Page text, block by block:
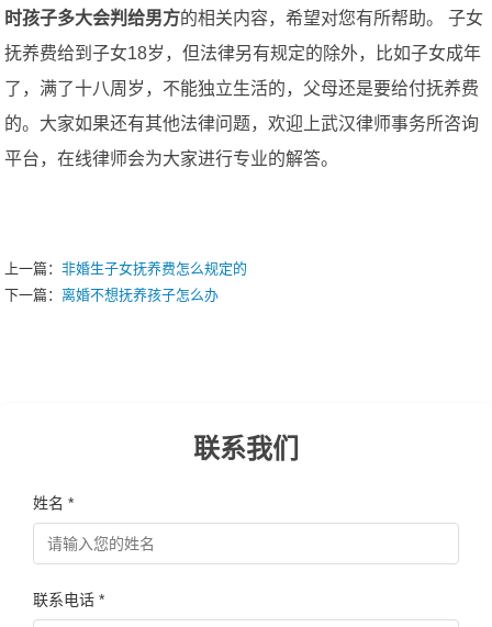
时孩子多大会判给男方的相关内容，希望对您有所帮助。 子女
抚养费给到子女18岁，但法律另有规定的除外，比如子女成年
了，满了十八周岁，不能独立生活的，父母还是要给付抚养费
的。大家如果还有其他法律问题，欢迎上武汉律师事务所咨询
平台，在线律师会为大家进行专业的解答。
上一篇：非婚生子女抚养费怎么规定的
下一篇：离婚不想抚养孩子怎么办
联系我们
姓名 *
联系电话 *